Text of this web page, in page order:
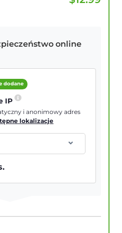
online
dodane
IP
i anonimowy adres
lokalizacje